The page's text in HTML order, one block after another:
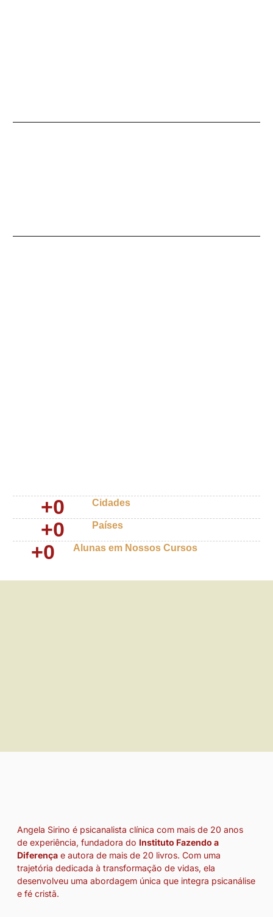
+0 Cidades
+0 Países
+0 Alunas em Nossos Cursos
Angela Sirino é psicanalista clínica com mais de 20 anos
de experiência, fundadora do Instituto Fazendo a
Diferença e autora de mais de 20 livros. Com uma
trajetória dedicada à transformação de vidas, ela
desenvolveu uma abordagem única que integra psicanálise
e fé cristã.